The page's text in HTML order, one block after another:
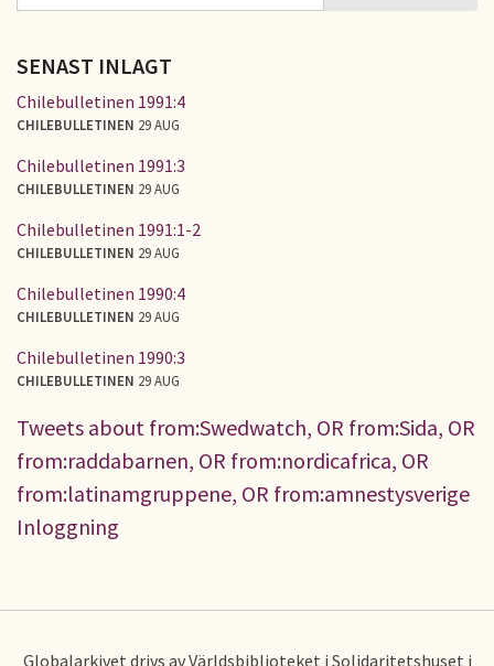
SENAST INLAGT
Chilebulletinen 1991:4
CHILEBULLETINEN 29 AUG
Chilebulletinen 1991:3
CHILEBULLETINEN 29 AUG
Chilebulletinen 1991:1-2
CHILEBULLETINEN 29 AUG
Chilebulletinen 1990:4
CHILEBULLETINEN 29 AUG
Chilebulletinen 1990:3
CHILEBULLETINEN 29 AUG
Tweets about from:Swedwatch, OR from:Sida, OR
from:raddabarnen, OR from:nordicafrica, OR
from:latinamgruppene, OR from:amnestysverige
Inloggning
Globalarkivet drivs av Världsbiblioteket i Solidaritetshuset i